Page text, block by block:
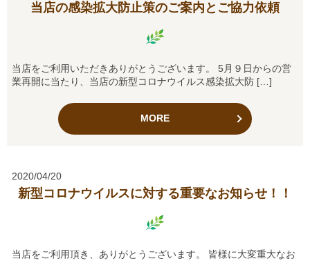
当店の感染拡大防止策のご案内とご協力依頼
当店をご利用いただきありがとうございます。 5月９日からの営
業再開に当たり、当店の新型コロナウイルス感染拡大防 […]
MORE
2020/04/20
新型コロナウイルスに対する重要なお知らせ！！
当店をご利用頂き、ありがとうございます。 皆様に大変重大なお